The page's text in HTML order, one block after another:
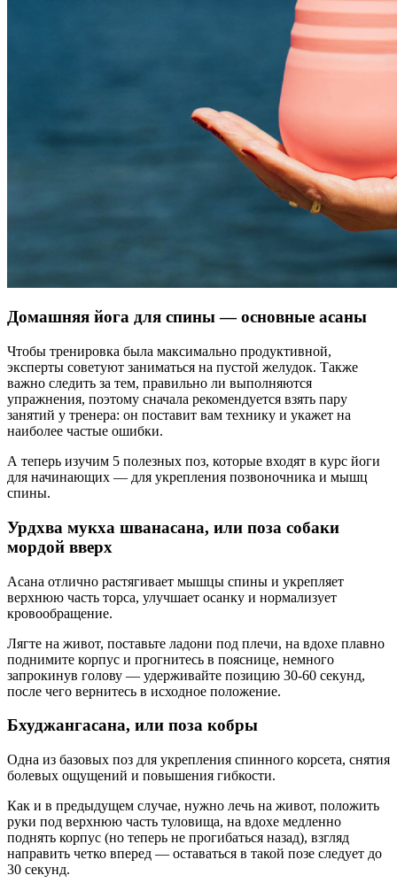
Домашняя йога для спины — основные асаны
Чтобы тренировка была максимально продуктивной,
эксперты советуют заниматься на пустой желудок. Также
важно следить за тем, правильно ли выполняются
упражнения, поэтому сначала рекомендуется взять пару
занятий у тренера: он поставит вам технику и укажет на
наиболее частые ошибки.
А теперь изучим 5 полезных поз, которые входят в курс йоги
для начинающих — для укрепления позвоночника и мышц
спины.
Урдхва мукха шванасана, или поза собаки
мордой вверх
Асана отлично растягивает мышцы спины и укрепляет
верхнюю часть торса, улучшает осанку и нормализует
кровообращение.
Лягте на живот, поставьте ладони под плечи, на вдохе плавно
поднимите корпус и прогнитесь в пояснице, немного
запрокинув голову — удерживайте позицию 30-60 секунд,
после чего вернитесь в исходное положение.
Бхуджангасана, или поза кобры
Одна из базовых поз для укрепления спинного корсета, снятия
болевых ощущений и повышения гибкости.
Как и в предыдущем случае, нужно лечь на живот, положить
руки под верхнюю часть туловища, на вдохе медленно
поднять корпус (но теперь не прогибаться назад), взгляд
направить четко вперед — оставаться в такой позе следует до
30 секунд.